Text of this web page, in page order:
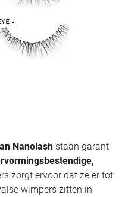
Nanolash staan garant
zorgt ervoor dat ze er tot
wimpers zitten in